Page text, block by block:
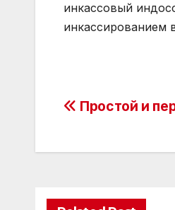
инкассовый
инкассированием
Post
Простой и